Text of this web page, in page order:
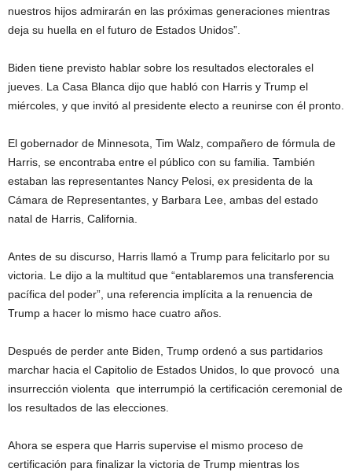
nuestros hijos admirarán en las próximas generaciones mientras
deja su huella en el futuro de Estados Unidos”.
Biden tiene previsto hablar sobre los resultados electorales el
jueves. La Casa Blanca dijo que habló con Harris y Trump el
miércoles, y que invitó al presidente electo a reunirse con él pronto.
El gobernador de Minnesota, Tim Walz, compañero de fórmula de
Harris, se encontraba entre el público con su familia. También
estaban las representantes Nancy Pelosi, ex presidenta de la
Cámara de Representantes, y Barbara Lee, ambas del estado
natal de Harris, California.
Antes de su discurso, Harris llamó a Trump para felicitarlo por su
victoria. Le dijo a la multitud que “entablaremos una transferencia
pacífica del poder”, una referencia implícita a la renuencia de
Trump a hacer lo mismo hace cuatro años.
Después de perder ante Biden, Trump ordenó a sus partidarios
marchar hacia el Capitolio de Estados Unidos, lo que provocó una
insurrección violenta que interrumpió la certificación ceremonial de
los resultados de las elecciones.
Ahora se espera que Harris supervise el mismo proceso de
certificación para finalizar la victoria de Trump mientras los